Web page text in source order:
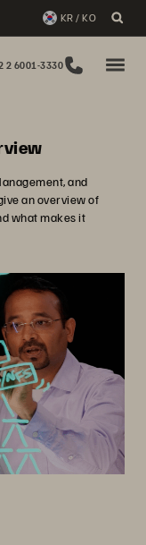
KR / KO
2 6001-3330
and
an overview of
what makes it